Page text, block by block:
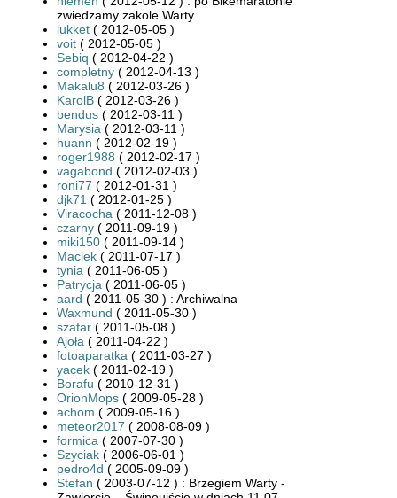
zwiedzamy zakole Warty
lukket ( 2012-05-05 )
voit ( 2012-05-05 )
Sebiq ( 2012-04-22 )
completny ( 2012-04-13 )
Makalu8 ( 2012-03-26 )
KarolB ( 2012-03-26 )
bendus ( 2012-03-11 )
Marysia ( 2012-03-11 )
huann ( 2012-02-19 )
roger1988 ( 2012-02-17 )
vagabond ( 2012-02-03 )
roni77 ( 2012-01-31 )
djk71 ( 2012-01-25 )
Viracocha ( 2011-12-08 )
czarny ( 2011-09-19 )
miki150 ( 2011-09-14 )
Maciek ( 2011-07-17 )
tynia ( 2011-06-05 )
Patrycja ( 2011-06-05 )
aard ( 2011-05-30 ) : Archiwalna
Waxmund ( 2011-05-30 )
szafar ( 2011-05-08 )
Ajoła ( 2011-04-22 )
fotoaparatka ( 2011-03-27 )
yacek ( 2011-02-19 )
Borafu ( 2010-12-31 )
OrionMops ( 2009-05-28 )
achom ( 2009-05-16 )
meteor2017 ( 2008-08-09 )
formica ( 2007-07-30 )
Szyciak ( 2006-06-01 )
pedro4d ( 2005-09-09 )
Stefan ( 2003-07-12 ) : Brzegiem Warty -